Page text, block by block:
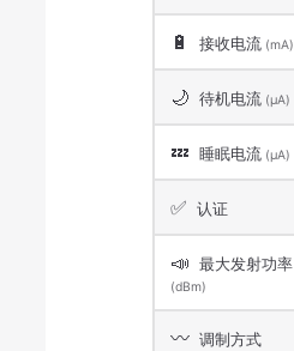
🔋 接收电流 (mA)
🌙 待机电流 (μA)
💤 睡眠电流 (μA)
✅ 认证
📣 最大发射功率
(dBm)
〰️ 调制方式